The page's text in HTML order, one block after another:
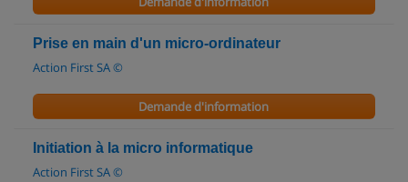
Prise en main d'un micro-ordinateur
Action First SA ©
Demande d'information
Initiation à la micro informatique
Action First SA ©